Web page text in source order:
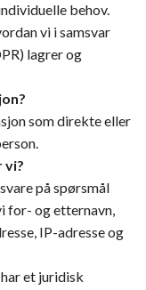
behov.
vi i samsvar
lagrer og
som direkte eller
vi?
på spørsmål
for- og etternavn,
IP-adresse og
et juridisk